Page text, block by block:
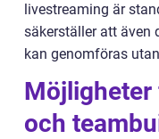
livestreaming är
säkerställer att även
kan genomföras
Möjligheter
och